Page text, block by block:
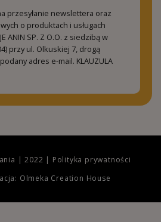
przesyłanie newslettera oraz
o produktach i usługach
ANIN SP. Z O.O. z siedzibą w
przy ul. Olkuskiej 7, drogą
adres e-mail. KLAUZULA
| 2022 | Polityka prywatności
Olmeka Creation House